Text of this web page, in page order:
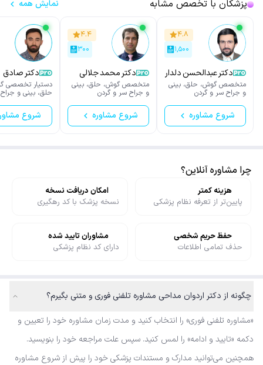
پزشکان با تخصص مشابه نمایش همه
۴.۸
۱,۵۰۰
دکتر عبدالحسن دلدار
متخصص گوش، حلق، بینی
و جراح سر و گردن
شروع مشاوره
۴.۴
۳۰۰
دکتر محمد جلالی
متخصص گوش، حلق، بینی
و جراح سر و گردن
شروع مشاوره
دکتر صادق
علیحیدری
دستیار تخصصی
حلق، بینی و
شروع
چرا مشاوره آنلاین؟
هزینه کمتر
پایین‌تر از تعرفه نظام پزشکی
امکان دریافت نسخه
نسخه پزشک با کد رهگیری
حفظ حریم شخصی
حذف تمامی اطلاعات
مشاوران تایید شده
دارای کد نظام پزشکی
چگونه از دکتر اردوان مداحی مشاوره تلفنی فوری و متنی بگیرم؟
«مشاوره تلفنی فوری» را انتخاب کنید و مدت زمان مشاوره خود را تعیین و
دکمه «تایید و ادامه» را لمس کنید. سپس علت مراجعه خود را بنویسید.
همچنین می‌توانید مدارک و مستندات پزشکی خود را پیش از شروع مشاوره